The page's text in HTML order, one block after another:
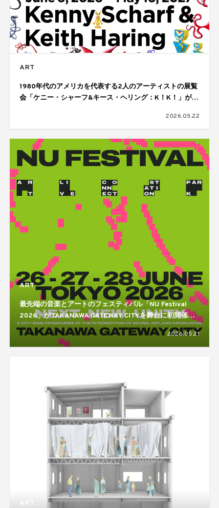
ART
1980年代のアメリカを代表する2人のアーティストの展覧
会「ケニー・シャーフ&キース・ヘリング：K！K！」が開
2026.05.22
ART
最先端の音楽とアートのフェスティバル「NU Festival
2026」がTAKANAWA GATEWAY CITYを舞台に初開催。
Actress、William Basinski、Nathan Fake、Two Shellら
国内外から多数出演！
2026.05.21
ART